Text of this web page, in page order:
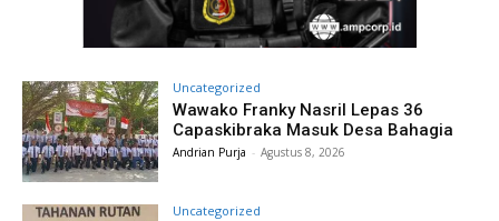
Uncategorized
Wawako Franky Nasril Lepas 36
Capaskibraka Masuk Desa Bahagia
Andrian Purja - Agustus 8, 2026
Uncategorized